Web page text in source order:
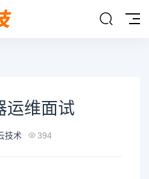
运维面试
技术 394